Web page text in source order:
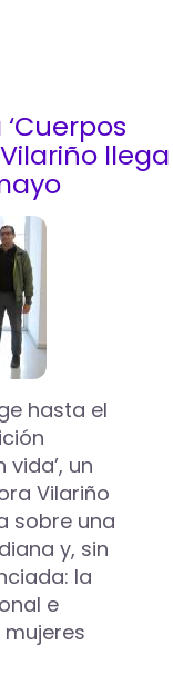
llega
hasta el
un
Vilariño
sobre una
y, sin
la
e